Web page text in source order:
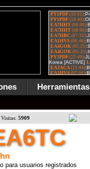
Herramientas
Visitas: 5909
para usuarios registrados